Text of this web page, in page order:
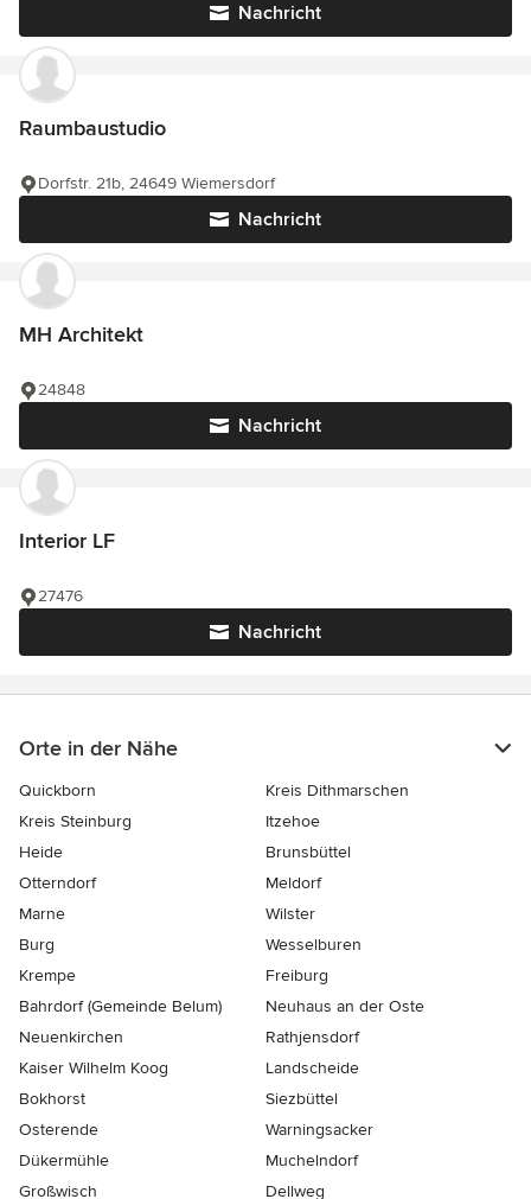
Nachricht
Raumbaustudio
Nachricht
Dorfstr. 21b, 24649 Wiemersdorf
MH Architekt
Nachricht
24848
Interior LF
Nachricht
27476
Orte in der Nähe
Quickborn
Kreis Dithmarschen
Kreis Steinburg
Itzehoe
Heide
Brunsbüttel
Otterndorf
Meldorf
Marne
Wilster
Burg
Wesselburen
Krempe
Freiburg
Bahrdorf (Gemeinde Belum)
Neuhaus an der Oste
Neuenkirchen
Rathjensdorf
Kaiser Wilhelm Koog
Landscheide
Bokhorst
Siezbüttel
Osterende
Warningsacker
Dükermühle
Muchelndorf
Großwisch
Dellweg